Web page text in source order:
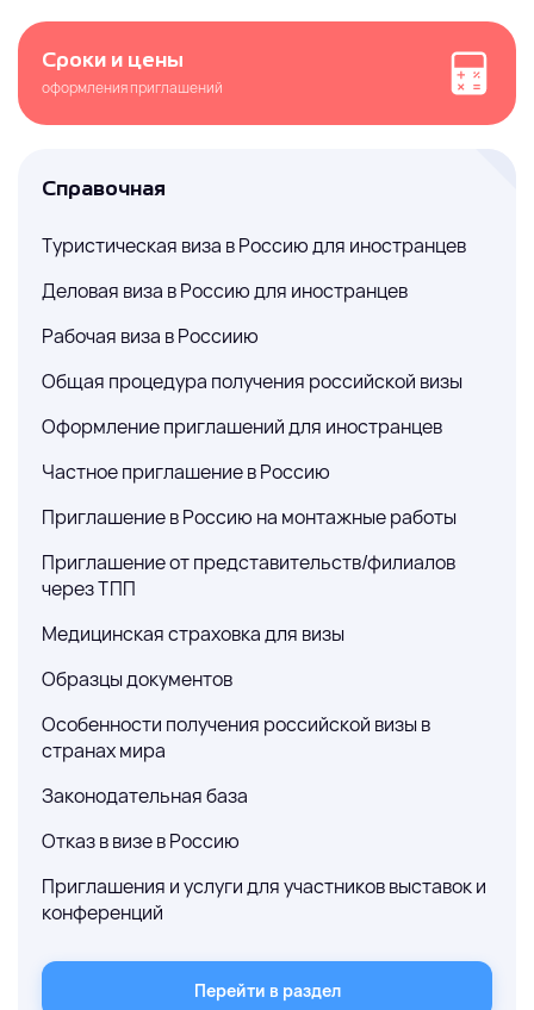
Сроки и цены
оформления приглашений
Справочная
Туристическая виза в Россию для иностранцев
Деловая виза в Россию для иностранцев
Рабочая виза в Россиию
Общая процедура получения российской визы
Оформление приглашений для иностранцев
Частное приглашение в Россию
Приглашение в Россию на монтажные работы
Приглашение от представительств/филиалов
через ТПП
Медицинская страховка для визы
Образцы документов
Особенности получения российской визы в
странах мира
Законодательная база
Отказ в визе в Россию
Приглашения и услуги для участников выставок и
конференций
Перейти в раздел